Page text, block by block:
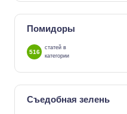
Помидоры
516
статей в
категории
Съедобная зелень